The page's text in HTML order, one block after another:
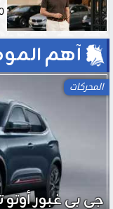
آهم